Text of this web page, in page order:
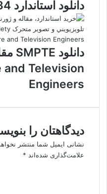
دانلود استاندارد CLSI EP34
Television
Engineers
دیدگاهتان را
نشانی ایمیل شما منتشر
علامت‌گذاری شده‌اند *